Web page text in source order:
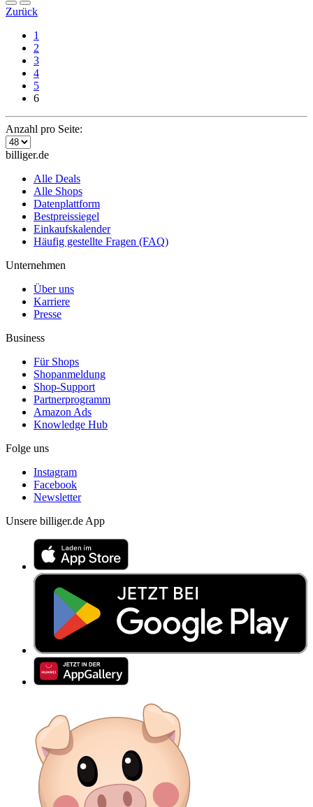
Zurück
1
2
3
4
5
6
Anzahl pro Seite:
billiger.de
Alle Deals
Alle Shops
Datenplattform
Bestpreissiegel
Einkaufskalender
Häufig gestellte Fragen (FAQ)
Unternehmen
Über uns
Karriere
Presse
Business
Für Shops
Shopanmeldung
Shop-Support
Partnerprogramm
Amazon Ads
Knowledge Hub
Folge uns
Instagram
Facebook
Newsletter
Unsere billiger.de App